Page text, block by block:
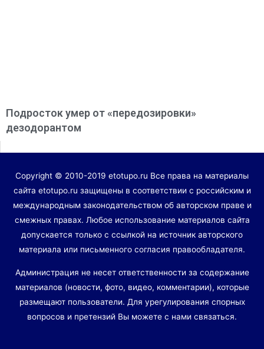
Подросток умер от «передозировки»
дезодорантом
Copyright © 2010-2019 etotupo.ru Все права на материалы
сайта etotupo.ru защищены в соответствии с российским и
международным законодательством об авторском праве и
смежных правах. Любое использование материалов сайта
допускается только с ссылкой на источник авторского
материала или письменного согласия правообладателя.
Администрация не несет ответственности за содержание
материалов (новости, фото, видео, комментарии), которые
размещают пользователи. Для урегулирования спорных
вопросов и претензий Вы можете с нами связаться.